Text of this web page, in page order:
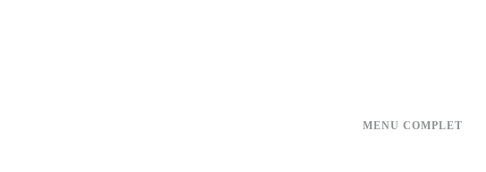
MENU COMPLET